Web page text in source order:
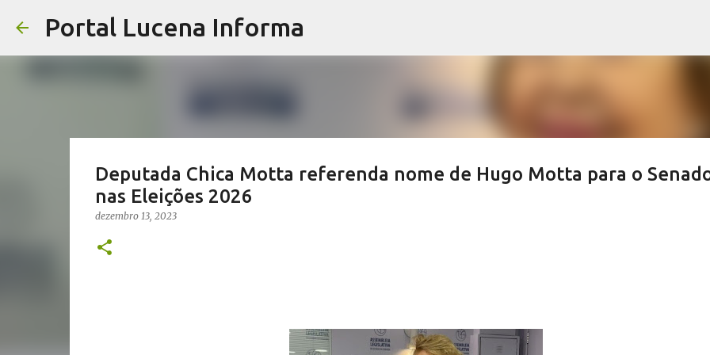
Portal Lucena Informa
Deputada Chica Motta referenda nome de Hugo Motta para o
nas Eleições 2026
dezembro 13, 2023